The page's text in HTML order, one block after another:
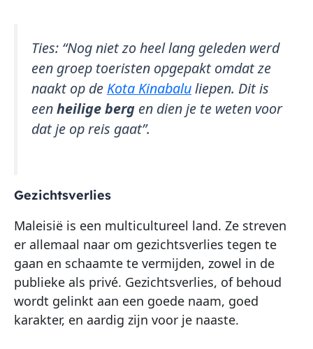
Ties: “Nog niet zo heel lang geleden werd
een groep toeristen opgepakt omdat ze
naakt op de Kota Kinabaluliepen. Dit is
eenheilige berg en dien je te weten voor
dat je op reis gaat”.
Gezichtsverlies
Maleisië is een multicultureel land. Ze streven
er allemaal naar om gezichtsverlies tegen te
gaan en schaamte te vermijden, zowel in de
publieke als privé. Gezichtsverlies, of behoud
wordt gelinkt aan een goede naam, goed
karakter, en aardig zijn voor je naaste.